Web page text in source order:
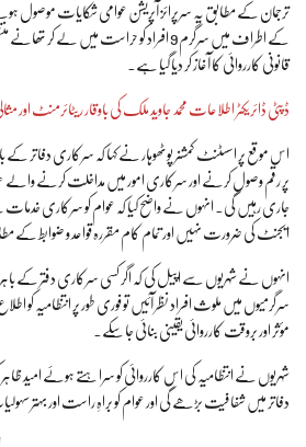
ترجمان کے مطابق یہ سرپرائز آپریشن عوامی شکایات موصول
کے اطراف میں سرگرم 9 افراد کو حراست میں لے
قانونی کارروائی کا آغاز کر دیا گیا ہے۔
ڈپٹی ڈائریکٹر اطلاعات محمد جاوید ملک کی باوقار ریٹائرمنٹ اور
اس موقع پر اسسٹنٹ کمشنر پوٹھوہار نے کہا کہ سرکاری دفاتر کے
پر رقم وصول کرنے اور سرکاری امور میں مداخلت کرنے والے
جاری رہیں گی۔ انہوں نے واضح کیا کہ عوام کو سرکاری
ایجنٹ کی ضرورت نہیں اور تمام کام مقررہ قواعد و ضوابط کے
انہوں نے شہریوں سے اپیل کی کہ اگر کسی سرکاری دفتر کے باہر
سرگرمیوں میں ملوث افراد نظر آئیں تو فوری طور پر انتظامیہ کو
مؤثر اور بروقت کارروائی یقینی بنائی جا سکے۔
شہریوں نے انتظامیہ کی اس کارروائی کو سراہتے ہوئے امید
دفاتر میں شفافیت بڑھے گی اور عوام کو براہِ راست اور بہتر